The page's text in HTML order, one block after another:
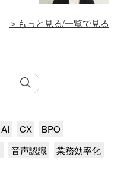
もっと見る/一覧で見る
AI CX
BPO
音声認識 業務効率化